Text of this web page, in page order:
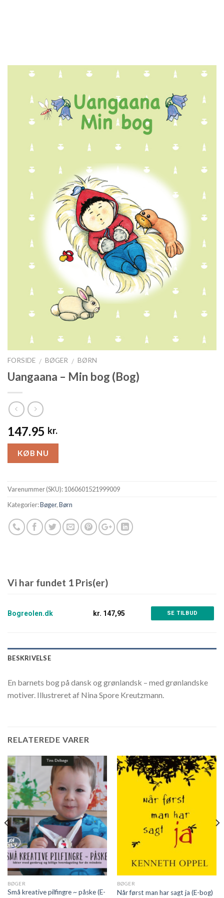
FORSIDE / BØGER / BØRN
Uangaana – Min bog (Bog)
147.95 kr.
KØB NU
Varenummer (SKU):1060601521999009
Kategorier:Bøger,Børn
Vi har fundet 1 Pris(er)
Bogreolen.dk kr. 147,95 SE TILBUD
BESKRIVELSE
En barnets bog på dansk og grønlandsk – med grønlandske
motiver. Illustreret af Nina Spore Kreutzmann.
RELATEREDE VARER
BØGER
Små kreative pilfingre ~ påske (E-
BØGER
Når først man har sagt ja (E-bog)